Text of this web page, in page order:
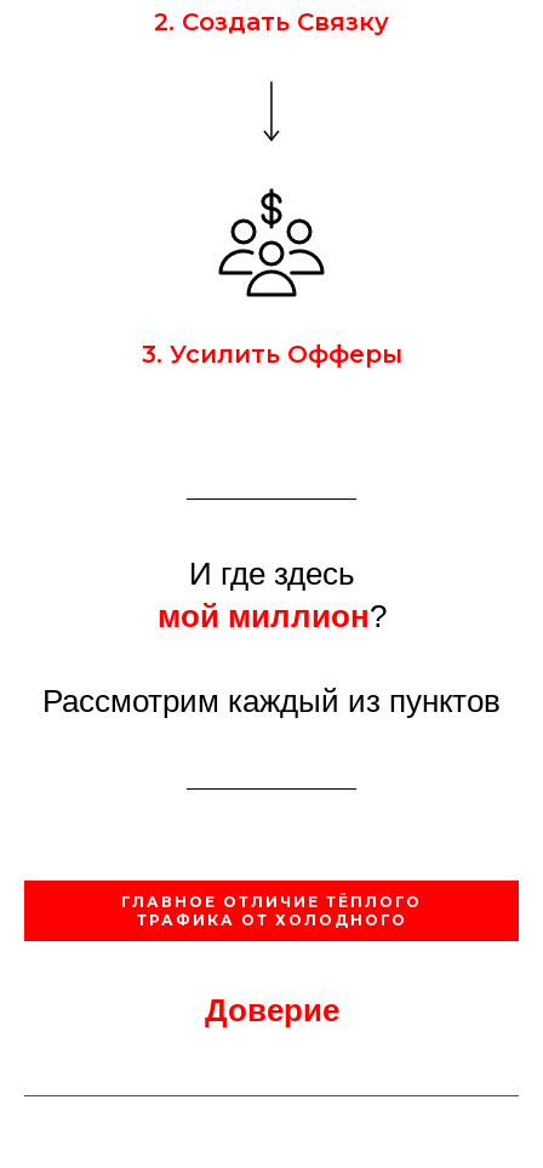
2. Создать Связку
3. Усилить Офферы
И где здесь
мой миллион?
Рассмотрим каждый из пунктов
ГЛАВНОЕ ОТЛИЧИЕ ТЁПЛОГО
ТРАФИКА ОТ ХОЛОДНОГО
Доверие